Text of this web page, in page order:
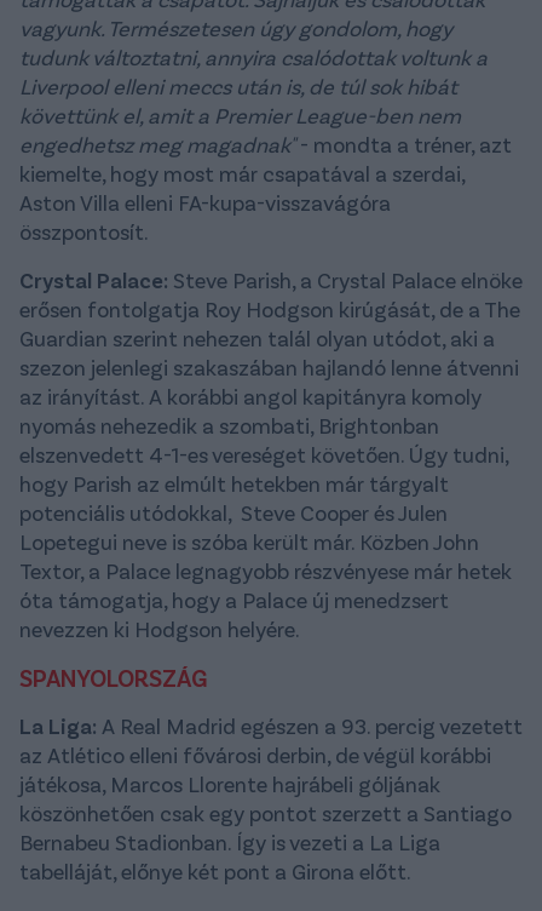
vagyunk. Természetesen úgy gondolom, hogy
tudunk változtatni, annyira csalódottak voltunk a
Liverpool elleni meccs után is, de túl sok hibát
követtünk el, amit a Premier League-ben nem
engedhetsz meg magadnak"- mondta a tréner, azt
kiemelte, hogy most már csapatával a szerdai,
Aston Villa elleni FA-kupa-visszavágóra
összpontosít.
Crystal Palace: Steve Parish, a Crystal Palace elnöke
erősen fontolgatja Roy Hodgson kirúgását, de a The
Guardian szerint nehezen talál olyan utódot, aki a
szezon jelenlegi szakaszában hajlandó lenne átvenni
az irányítást. A korábbi angol kapitányra komoly
nyomás nehezedik a szombati, Brightonban
elszenvedett 4-1-es vereséget követően. Úgy tudni,
hogy Parish az elmúlt hetekben már tárgyalt
potenciális utódokkal, Steve Cooper és Julen
Lopetegui neve is szóba került már. Közben John
Textor, a Palace legnagyobb részvényese már hetek
óta támogatja, hogy a Palace új menedzsert
nevezzen ki Hodgson helyére.
SPANYOLORSZÁG
La Liga: A Real Madrid egészen a 93. percig vezetett
az Atlético elleni fővárosi derbin, de végül korábbi
játékosa, Marcos Llorente hajrábeli góljának
köszönhetően csak egy pontot szerzett a Santiago
Bernabeu Stadionban. Így is vezeti a La Liga
tabelláját, előnye két pont a Girona előtt.